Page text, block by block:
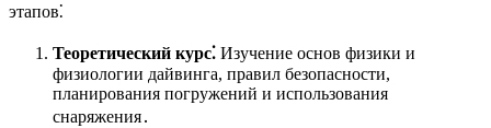
этапов⁚
Теоретический курс⁚ Изучение основ физики и
физиологии дайвинга, правил безопасности,
планирования погружений и использования
снаряжения․